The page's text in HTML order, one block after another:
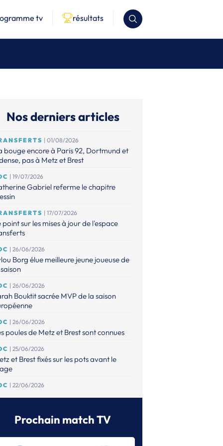
tv résultats
Nos derniers articles
| 01/08/2026
bouge encore à Paris 92, Dortmund et
pas à Metz et Brest
| 19/07/2026
Gabriel referme le chapitre
| 17/07/2026
point sur les mises à jour de l'espace
| 26/06/2026
Borg élue meilleure jeune joueuse de
| 26/06/2026
Bouktit sacrée MVP de la saison
| 26/06/2026
poules de Metz et Brest sont connues
| 25/06/2026
et Brest fixés sur les pots avant le
| 22/06/2026
clubs engagés pour la saison
(F) | 13/06/2026
Prochain match TV